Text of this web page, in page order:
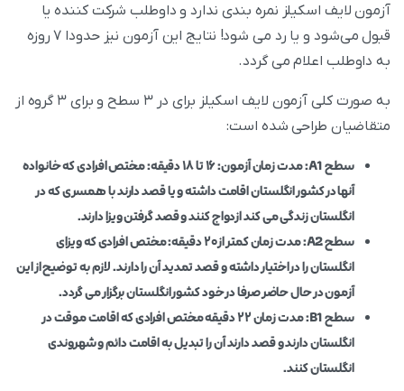
آزمون لایف اسکیلز نمره بندی ندارد و داوطلب شرکت کننده یا
قبول می‌شود و یا رد می شود! نتایج این آزمون نیز حدودا ۷ روزه
به داوطلب اعلام می‌ گردد.
به صورت کلی آزمون لایف اسکیلز برای در ۳ سطح و برای ۳ گروه از
متقاضیان طراحی شده است:
سطح A1:
مدت زمان آزمون: ۱۶ تا ۱۸ دقیقه: مختص افرادی که خانواده
آنها در کشور انگلستان اقامت داشته و یا قصد دارند با همسری که در
انگلستان زندگی می‌ کند ازدواج کنند و قصد گرفتن ویزا دارند.
سطح A2:
مدت زمان کمتر از ۲۰ دقیقه: مختص افرادی که ویزای
انگلستان را در اختیار داشته و قصد تمدید آن را دارند. لازم به توضیح از این
آزمون در حال حاضر صرفا در خود کشور انگلستان برگزار می‌ گردد.
سطح B1:
مدت زمان ۲۲ دقیقه مختص افرادی که اقامت موقت در
انگلستان دارند و قصد دارند آن را تبدیل به اقامت دائم و شهروندی
انگلستان کنند.